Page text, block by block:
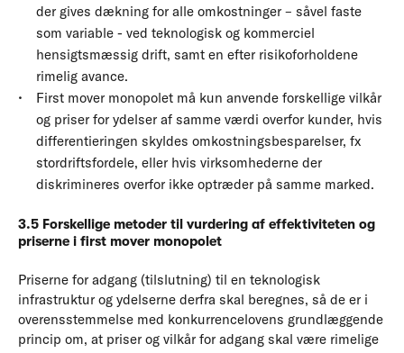
der gives dækning for alle omkostninger – såvel faste
som variable - ved teknologisk og kommerciel
hensigtsmæssig drift, samt en efter risikoforholdene
rimelig avance.
First mover monopolet må kun anvende forskellige vilkår
og priser for ydelser af samme værdi overfor kunder, hvis
differentieringen skyldes omkostningsbesparelser, fx
stordriftsfordele, eller hvis virksomhederne der
diskrimineres overfor ikke optræder på samme marked.
3.5 Forskellige metoder til vurdering af effektiviteten og
priserne i first mover monopolet
Priserne for adgang (tilslutning) til en teknologisk
infrastruktur og ydelserne derfra skal beregnes, så de er i
overensstemmelse med konkurrencelovens grundlæggende
princip om, at priser og vilkår for adgang skal være rimelige